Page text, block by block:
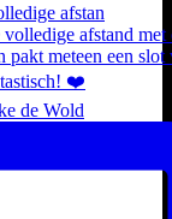
afstan
de Wold